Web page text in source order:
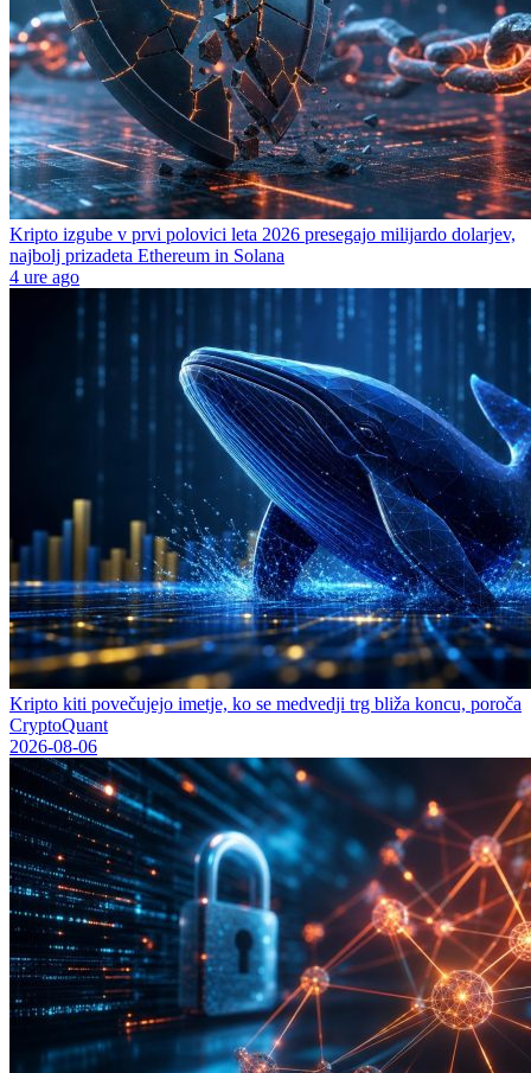
Kripto izgube v prvi polovici leta 2026 presegajo milijardo dolarjev,
najbolj prizadeta Ethereum in Solana
4 ure ago
Kripto kiti povečujejo imetje, ko se medvedji trg bliža koncu, poroča
CryptoQuant
2026-08-06